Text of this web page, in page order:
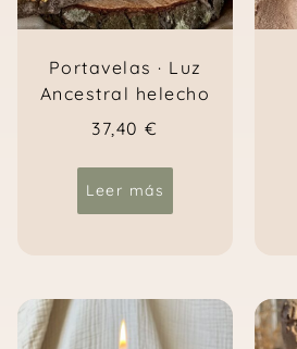
Portavelas · Luz
Ancestral helecho
37,40€
Leer más